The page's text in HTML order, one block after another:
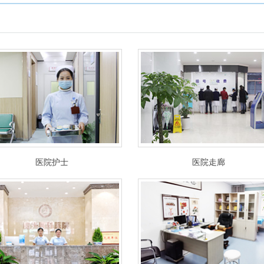
医院护士 医院走廊